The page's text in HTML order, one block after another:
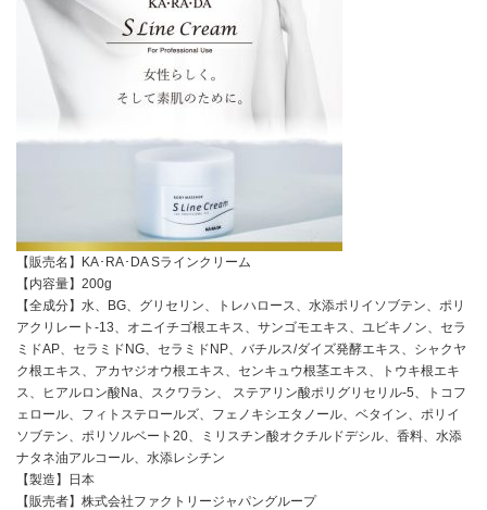
【販売名】KA･RA･DA Sラインクリーム
【内容量】200g
【全成分】水、BG、グリセリン、トレハロース、水添ポリイソブテン、ポリ
アクリレート-13、オニイチゴ根エキス、サンゴモエキス、ユビキノン、セラ
ミドAP、セラミドNG、セラミドNP、バチルス/ダイズ発酵エキス、シャクヤ
ク根エキス、アカヤジオウ根エキス、センキュウ根茎エキス、トウキ根エキ
ス、ヒアルロン酸Na、スクワラン、 ステアリン酸ポリグリセリル-5、トコフ
ェロール、フィトステロールズ、フェノキシエタノール、ベタイン、ポリイ
ソブテン、ポリソルベート20、ミリスチン酸オクチルドデシル、香料、水添
ナタネ油アルコール、水添レシチン
【製造】日本
【販売者】株式会社ファクトリージャパングループ